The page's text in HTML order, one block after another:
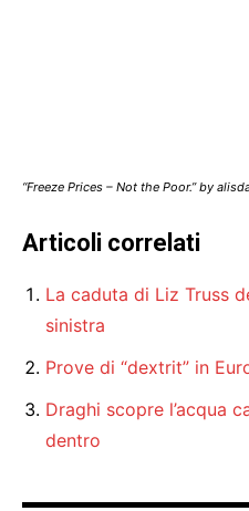
“Freeze Prices – Not the Poor.” by
Articoli correlati
La caduta di Liz Truss
sinistra
Prove di “dextrit” in
Draghi scopre l’acqua
dentro